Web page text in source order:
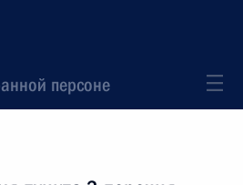
персоне